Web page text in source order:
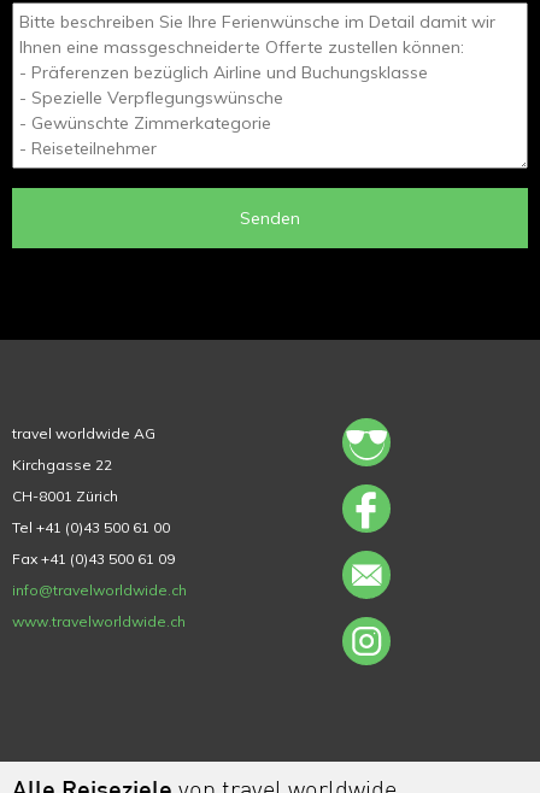
Senden
travel worldwide AG
Kirchgasse 22
CH-8001 Zürich
Tel +41 (0)43 500 61 00
Fax +41 (0)43 500 61 09
info@travelworldwide.ch
www.travelworldwide.ch